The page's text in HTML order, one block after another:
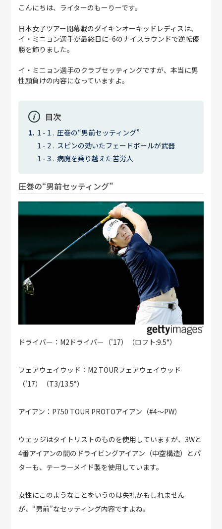
こんにちは、ライターのもーりーです。
日本女子ツアー開幕戦のダイキンオーキッドレディスは、
イ・ミニョン選手が最終日にｰ6のナイスラウンドで逆転優
勝を飾りました。
イ・ミニョン選手のクラブセッティングですが、本当に男
性顔負けの内容になっていますよ。
目次
圧巻の“男前セッティング”
スピンの効いたフェードボールが武器
病魔を乗り越えた苦労人
圧巻の“男前セッティング”
ドライバー：M2ドライバー（'17）（ロフト:9.5°）
フェアウェイウッド：M2 TOURフェアウェイウッド
（'17）（T3/13.5°）
アイアン：P750 TOUR PROTOアイアン（#4～PW）
ウェッジはタイトリストのものを使用していますが、3Wと
4番アイアンの間のドライビングアイアン（中空構造）とパ
ターも、テーラーメイド製を使用しています。
女性にこのようなことをいうのは失礼かもしれません
が、“男前”なセッティング内容ですよね。